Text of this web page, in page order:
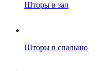
Шторы в зал
Шторы в спальню